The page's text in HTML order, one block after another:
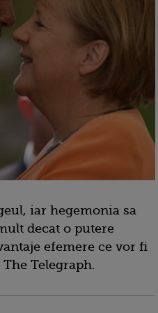
iar hegemonia sa
decat o putere
efemere ce vor fi
Telegraph.